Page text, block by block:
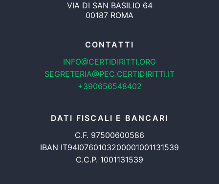
VIA DI SAN BASILIO 64
00187 ROMA
CONTATTI
INFO@CERTIDIRITTI.ORG
SEGRETERIA@PEC.CERTIDIRITTI.IT
+390656548402
DATI FISCALI E BANCARI
C.F. 97500600586
IBAN IT94I0760103200001001131539
C.C.P. 1001131539